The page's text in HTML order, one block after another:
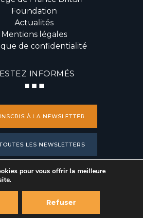
Foundation
Actualités
Mentions légales
de confidentialité
INFORMÉS
À LA NEWSLETTER
LES NEWSLETTERS
PRESSE
du Collège de France
pour vous offrir la meilleure
Refuser